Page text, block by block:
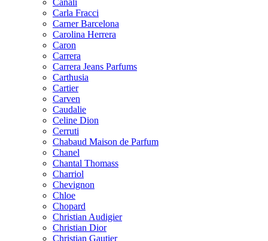
Canali
Carla Fracci
Carner Barcelona
Carolina Herrera
Caron
Carrera
Carrera Jeans Parfums
Carthusia
Cartier
Carven
Caudalie
Celine Dion
Cerruti
Chabaud Maison de Parfum
Chanel
Chantal Thomass
Charriol
Chevignon
Chloe
Chopard
Christian Audigier
Christian Dior
Christian Gautier